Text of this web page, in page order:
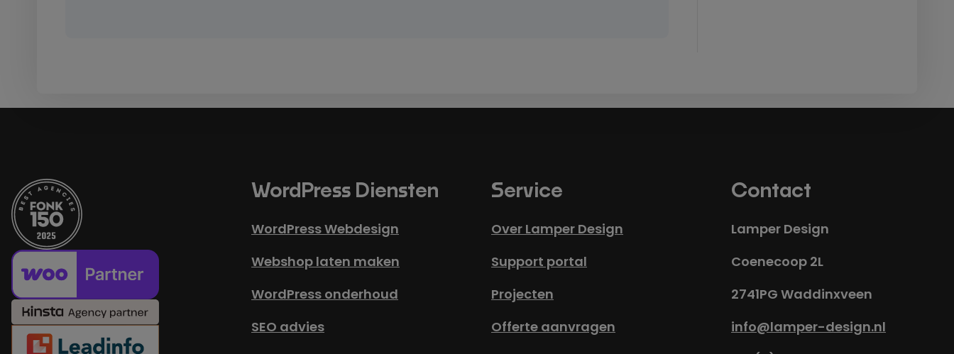
WordPress Diensten
WordPress Webdesign
Webshop laten maken
WordPress onderhoud
SEO advies
Service
Over Lamper Design
Support portal
Projecten
Offerte aanvragen
Contact
Lamper Design
Coenecoop 2L
2741PG Waddinxveen
info@lamper-design.nl